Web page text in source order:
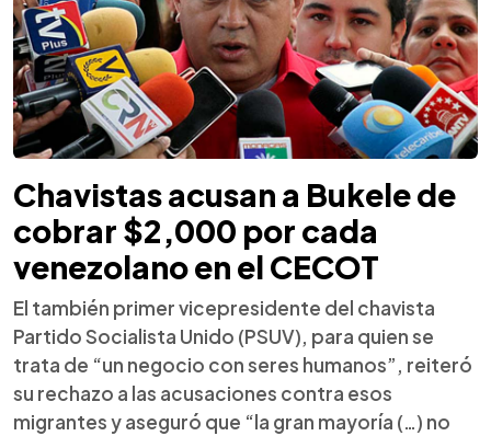
Chavistas acusan a Bukele de
cobrar $2,000 por cada
venezolano en el CECOT
El también primer vicepresidente del chavista
Partido Socialista Unido (PSUV), para quien se
trata de “un negocio con seres humanos”, reiteró
su rechazo a las acusaciones contra esos
migrantes y aseguró que “la gran mayoría (…) no